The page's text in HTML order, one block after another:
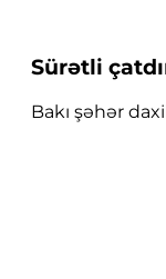
Sürətli
Bakı şəhər